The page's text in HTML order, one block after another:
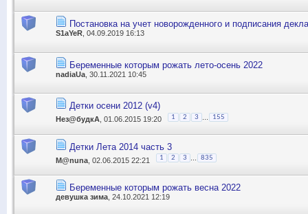
Постановка на учет новорожденного и подписания
S1aYeR , 04.09.2019 16:13
Беременные которым рожать лето-осень 2022
nadiaUa , 30.11.2021 10:45
Детки осени 2012 (v4)
Нез@будкА , 01.06.2015 19:20 1 2 3 155
Детки Лета 2014 часть 3
M@nuna , 02.06.2015 22:21 1 2 3 ... 835
Беременные которым рожать весна 2022
девушка зима , 24.10.2021 12:19